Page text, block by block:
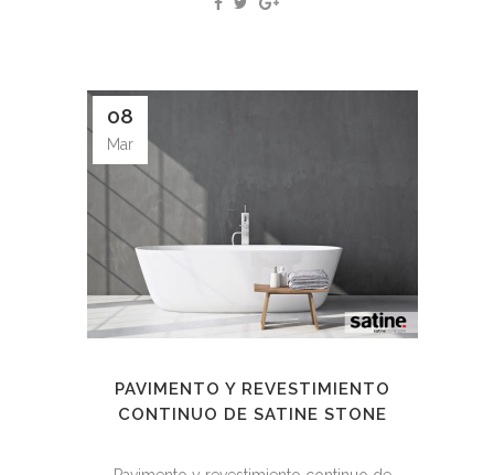
08
Mar
PAVIMENTO Y REVESTIMIENTO
CONTINUO DE SATINE STONE